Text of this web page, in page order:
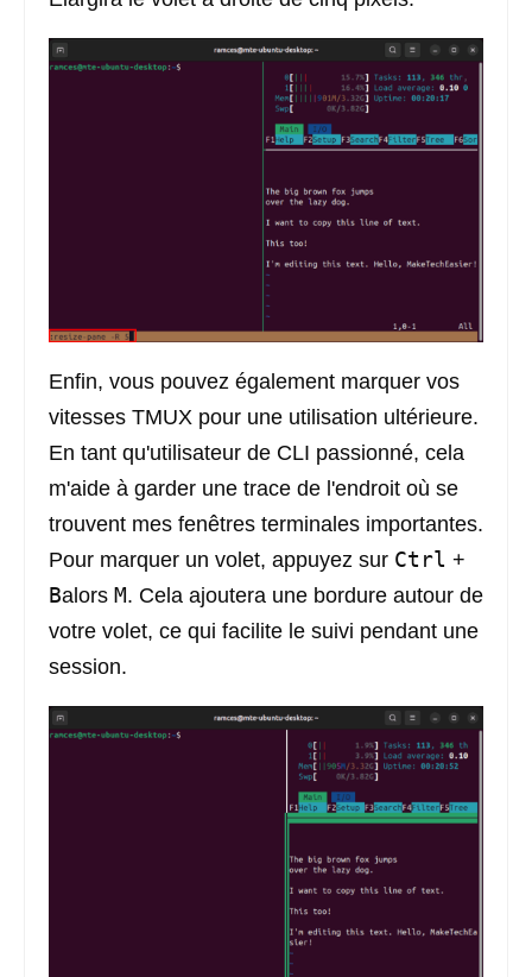
Enfin, vous pouvez également marquer vos
vitesses TMUX pour une utilisation ultérieure.
En tant qu'utilisateur de CLI passionné, cela
m'aide à garder une trace de l'endroit où se
trouvent mes fenêtres terminales importantes.
Pour marquer un volet, appuyez sur Ctrl +
Balors M. Cela ajoutera une bordure autour de
votre volet, ce qui facilite le suivi pendant une
session.